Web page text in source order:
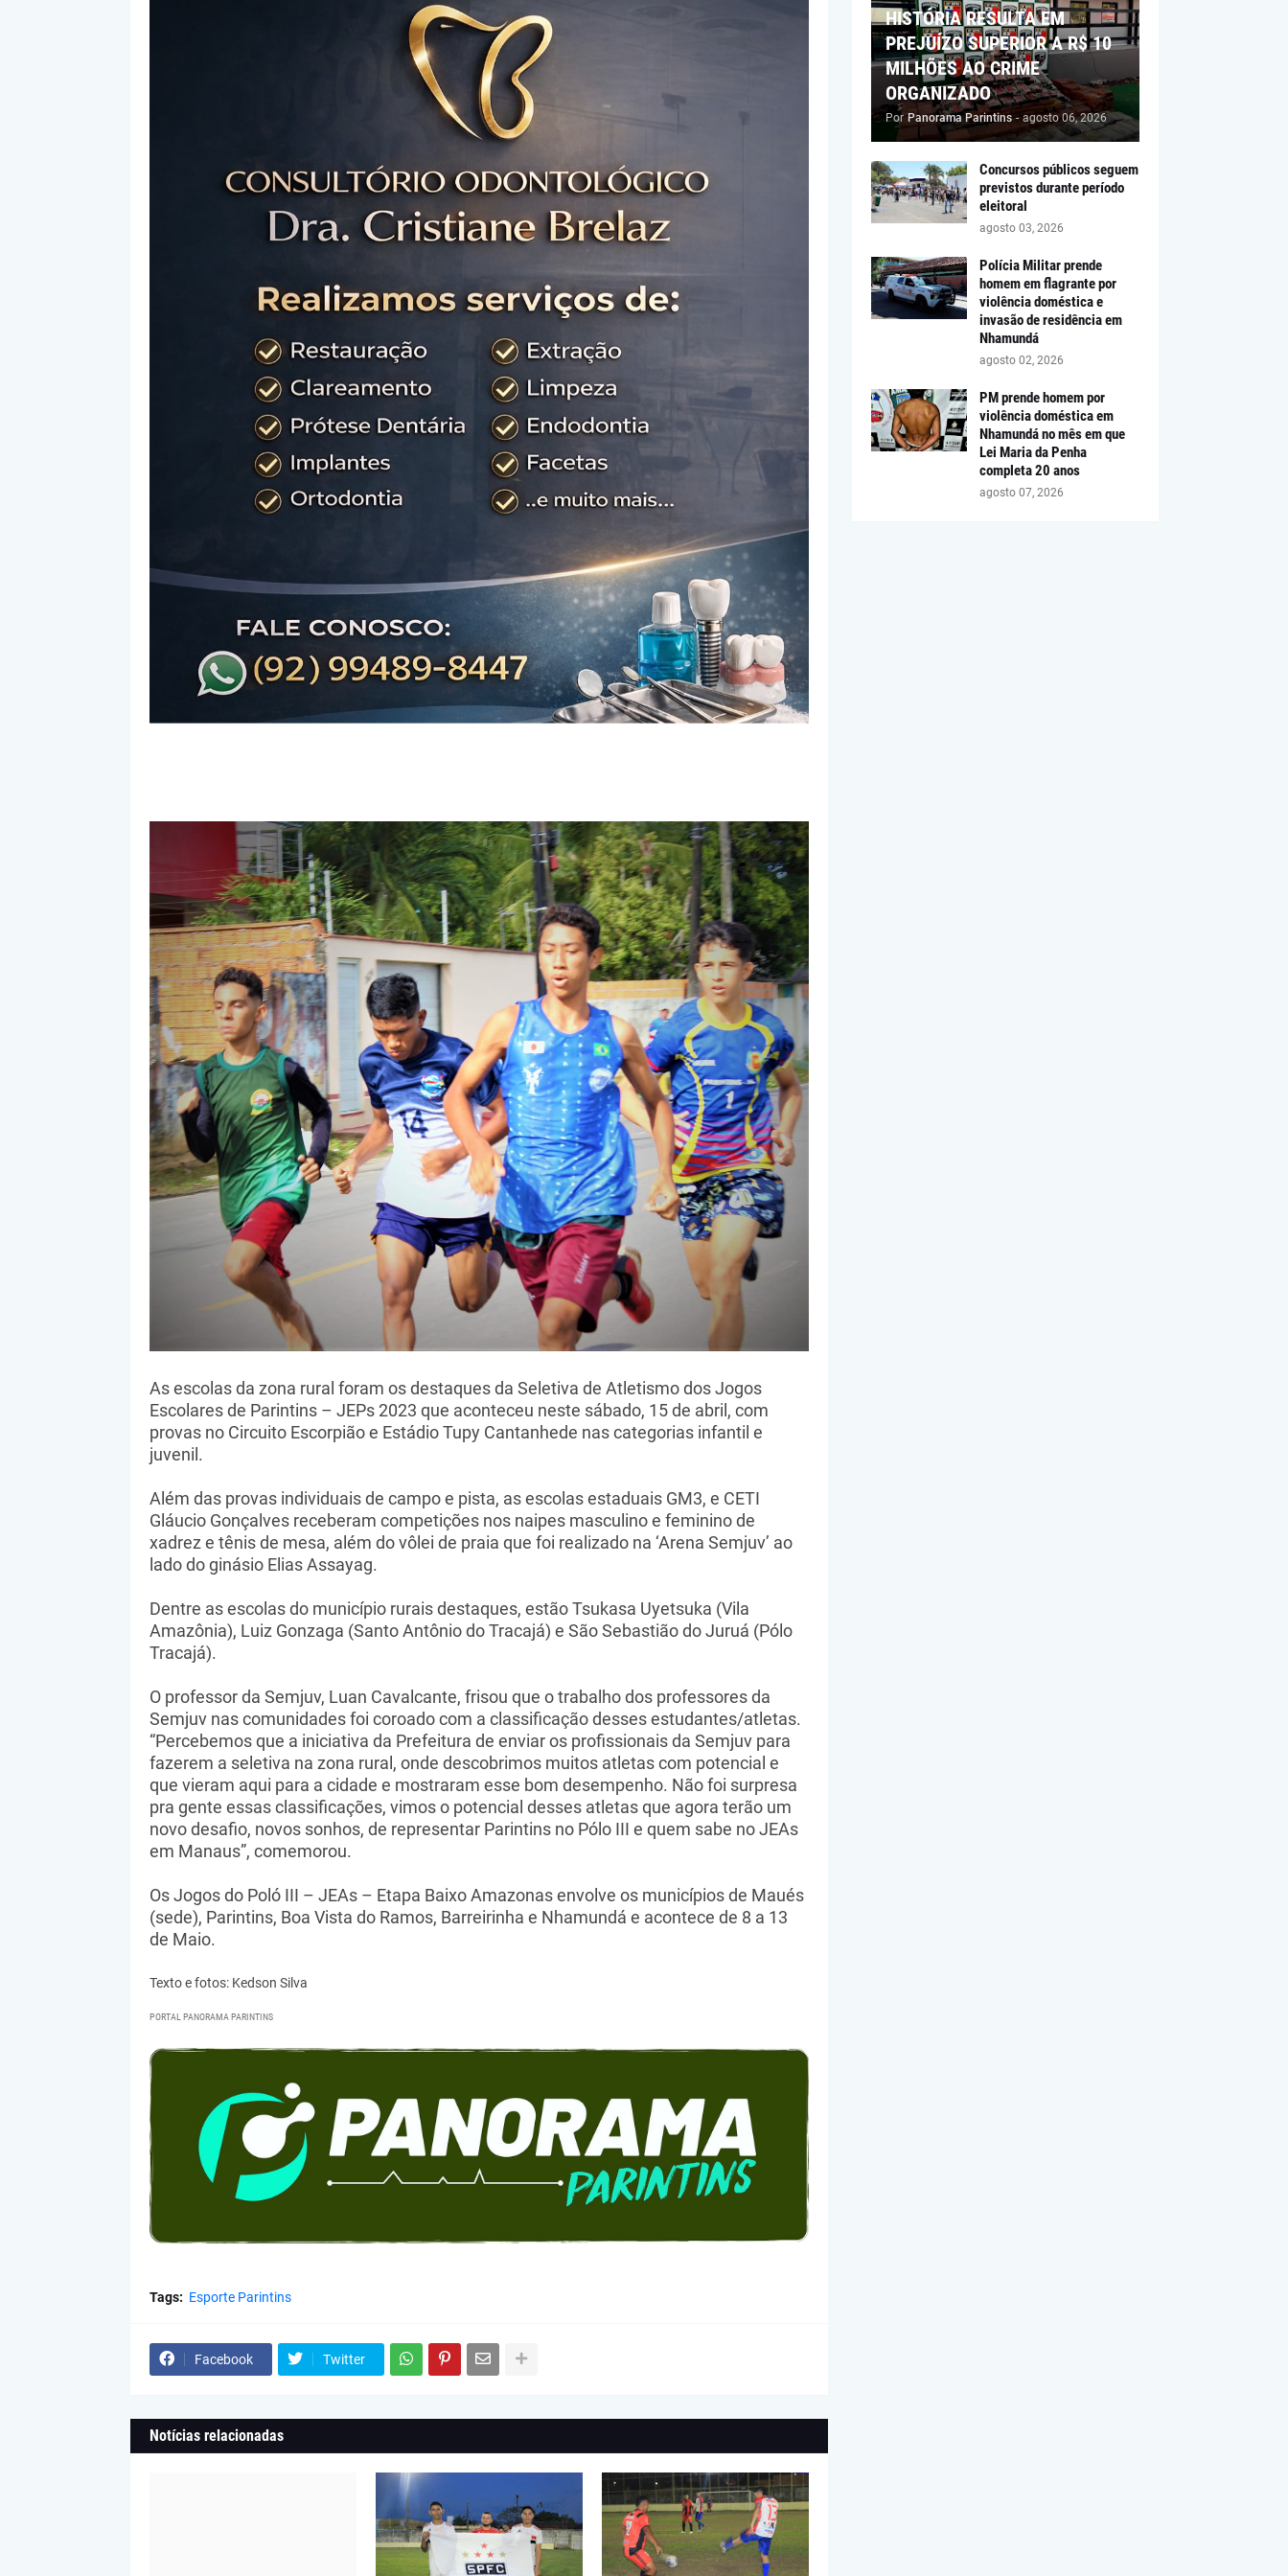
As escolas da zona rural foram os destaques da Seletiva de Atletismo dos Jogos
Escolares de Parintins – JEPs 2023 que aconteceu neste sábado, 15 de abril, com
provas no Circuito Escorpião e Estádio Tupy Cantanhede nas categorias infantil e
juvenil.
Além das provas individuais de campo e pista, as escolas estaduais GM3, e CETI
Gláucio Gonçalves receberam competições nos naipes masculino e feminino de
xadrez e tênis de mesa, além do vôlei de praia que foi realizado na ‘Arena Semjuv’ ao
lado do ginásio Elias Assayag.
Dentre as escolas do município rurais destaques, estão Tsukasa Uyetsuka (Vila
Amazônia), Luiz Gonzaga (Santo Antônio do Tracajá) e São Sebastião do Juruá (Pólo
Tracajá).
O professor da Semjuv, Luan Cavalcante, frisou que o trabalho dos professores da
Semjuv nas comunidades foi coroado com a classificação desses estudantes/atletas.
“Percebemos que a iniciativa da Prefeitura de enviar os profissionais da Semjuv para
fazerem a seletiva na zona rural, onde descobrimos muitos atletas com potencial e
que vieram aqui para a cidade e mostraram esse bom desempenho. Não foi surpresa
pra gente essas classificações, vimos o potencial desses atletas que agora terão um
novo desafio, novos sonhos, de representar Parintins no Pólo III e quem sabe no JEAs
em Manaus”, comemorou.
Os Jogos do Poló III – JEAs – Etapa Baixo Amazonas envolve os municípios de Maués
(sede), Parintins, Boa Vista do Ramos, Barreirinha e Nhamundá e acontece de 8 a 13
de Maio.
Texto e fotos: Kedson Silva
PORTAL PANORAMA PARINTINS
Tags: Esporte Parintins
Facebook Twitter
Notícias relacionadas
HISTÓRIA RESULTA EM
PREJUÍZO SUPERIOR A R$ 10
MILHÕES AO CRIME
ORGANIZADO
Por Panorama Parintins - agosto 06, 2026
Concursos públicos seguem
previstos durante período
eleitoral
agosto 03, 2026
Polícia Militar prende
homem em flagrante por
violência doméstica e
invasão de residência em
Nhamundá
agosto 02, 2026
PM prende homem por
violência doméstica em
Nhamundá no mês em que
Lei Maria da Penha
completa 20 anos
agosto 07, 2026